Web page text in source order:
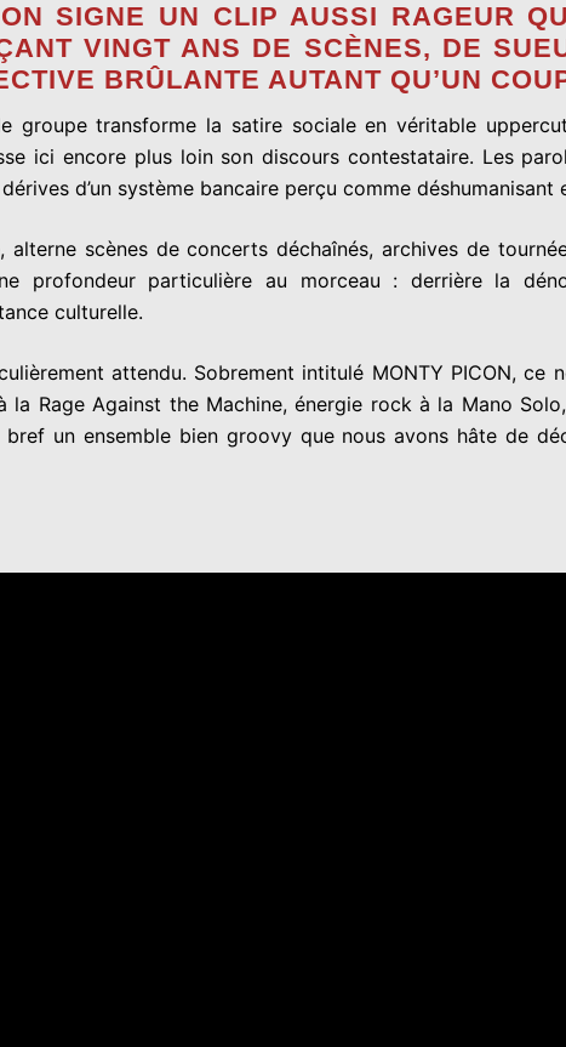
SIGNE UN CLIP AUSSI RAGEUR
VINGT ANS DE SCÈNES, DE
BRÛLANTE AUTANT QU’UN
transforme la satire sociale en véritable
ici encore plus loin son discours contestataire. Les
d’un système bancaire perçu comme déshumanisant
alterne scènes de concerts déchaînés, archives de
profondeur particulière au morceau : derrière la
culturelle.
attendu. Sobrement intitulé MONTY PICON,
Rage Against the Machine, énergie rock à la Mano
un ensemble bien groovy que nous avons hâte de